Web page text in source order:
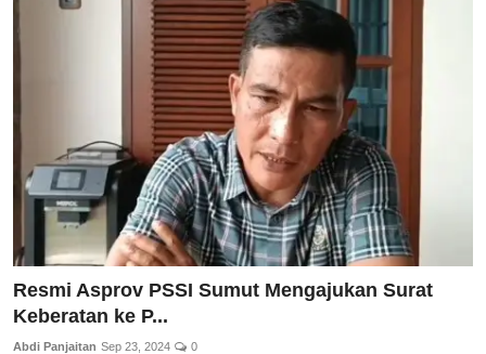
Resmi Asprov PSSI Sumut Mengajukan Surat
Keberatan ke P...
Abdi Panjaitan Sep 23, 2024 0